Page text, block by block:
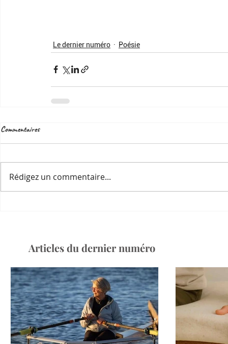
Le dernier numéro Poésie
Commentaires
Rédigez un commentaire...
Articles du dernier numéro